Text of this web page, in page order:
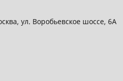
ул. Воробьевское шоссе, 6А